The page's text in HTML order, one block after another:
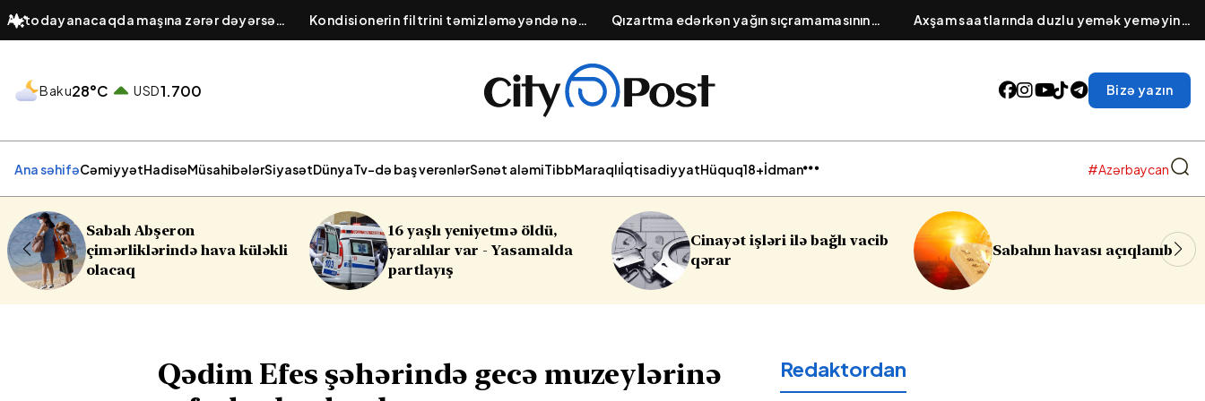
Avtodayanacaqda maşına zərər dəyərsə
cavabdeh kimdir? – Obyekt sahibinin
Kondisionerin filtrini təmizləməyəndə nə
baş verir? – Elektrik sərfiyyatının artması və
Qızartma edərkən yağın sıçramamasının
yolu: Tavaya atılacaq 1 çimdik maddə
Axşam saatlarında duzlu yemək yeməyin
fəsadı: Səhər üzün və gözlərin şişməsinin
Baku28°C USD1.700 Bizə yazın
Ana səhifəCəmiyyətHadisəMüsahibələrSiyasətDünyaTv-də baş verənlərSənət aləmiTibbMaraqlıİqtisadiyyatHüquq18+İdman #Azərbaycan
16 yaşlı yeniyetmə öldü,
yaralılar var - Yasamalda
partlayış
Cinayət işləri ilə bağlı vacib
qərar
Sabahın havası açıqlanıb
Sumqayıtda azyaşlıya
soyğunçuluq edilib
Qədim Efes şəhərində gecə muzeylərinə
Redaktordan